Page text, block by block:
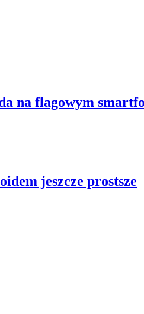
na flagowym
jeszcze prostsze